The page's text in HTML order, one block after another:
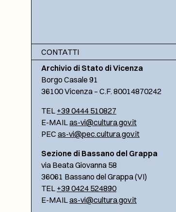
CONTATTI
Archivio di Stato di Vicenza
Borgo Casale 91
36100 Vicenza – C.F. 80014870242
TEL +39 0444 510827
E-MAILas-vi@cultura.gov.it
PEC as-vi@pec.cultura.gov.it
Sezione di Bassano del Grappa
via Beata Giovanna 58
36061 Bassano del Grappa (VI)
TEL +39 0424 524890
E-MAILas-vi@cultura.gov.it